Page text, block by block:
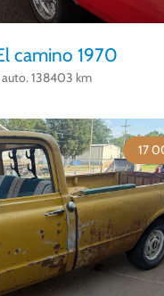
camino 1970
138403 km
17